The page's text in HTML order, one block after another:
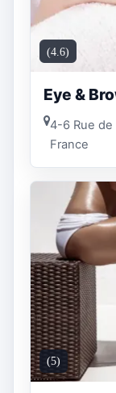
(4.6)
Eye &
4-6 Rue
France
(5)